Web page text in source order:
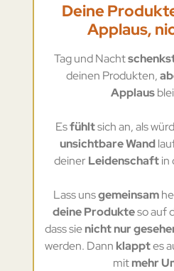
Deine
Applaus,
Tag und Nacht
deinen Produkten,
Applaus
Esfühltsich an, als
unsichtbare Wand
deinerLeidenschaftin
Lass unsgemeinsam
deine Produkteso auf
dass sienicht nur
werden. Dann klapptes
mitmehr